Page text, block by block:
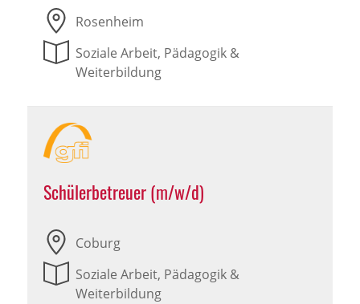
Rosenheim
Soziale Arbeit, Pädagogik &
Weiterbildung
Schülerbetreuer (m/w/d)
Coburg
Soziale Arbeit, Pädagogik &
Weiterbildung